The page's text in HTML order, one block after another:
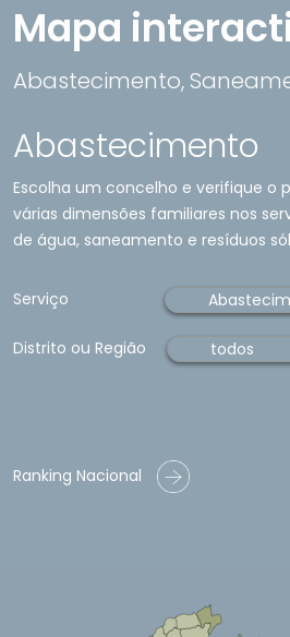
Mapa
Abastecimento,
Abastecimento
Escolha um concelho e verifique o
várias dimensões familiares nos
de água, saneamento e resíduos
Serviço
Distrito ou Região
Ranking Nacional